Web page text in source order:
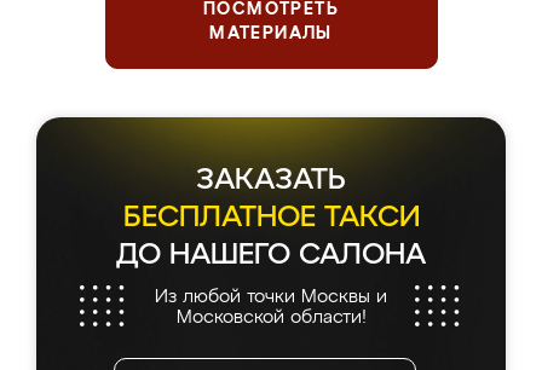
ПОСМОТРЕТЬ
МАТЕРИАЛЫ
ЗАКАЗАТЬ
БЕСПЛАТНОЕ ТАКСИ
ДО НАШЕГО САЛОНА
Из любой точки Москвы и
Московской области!